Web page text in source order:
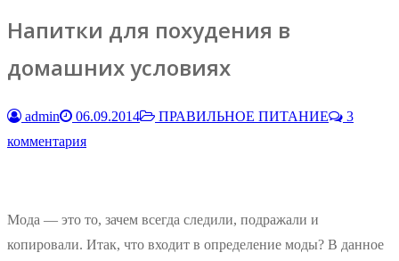
Напитки для похудения в
домашних условиях
admin 06.09.2014 ПРАВИЛЬНОЕ ПИТАНИЕ
3
комментария
Мода — это то, зачем всегда следили, подражали и
копировали. Итак, что входит в определение моды? В данное